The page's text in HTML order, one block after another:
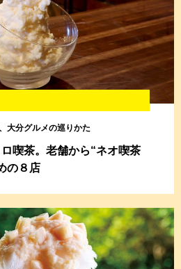
大分グルメの巡りかた
喫茶。老舗から“ネオ喫茶
の８店